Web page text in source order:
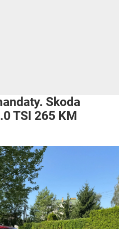
Skoda
TSI 265 KM